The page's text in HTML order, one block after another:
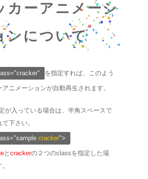
カーアニメーシ
ンについて
を指定すれば、このよう
ニメーションが自動再生されます。
が入っている場合は、半角スペースで
下さい。
cracker">
と crackerの２つのclassを指定した場